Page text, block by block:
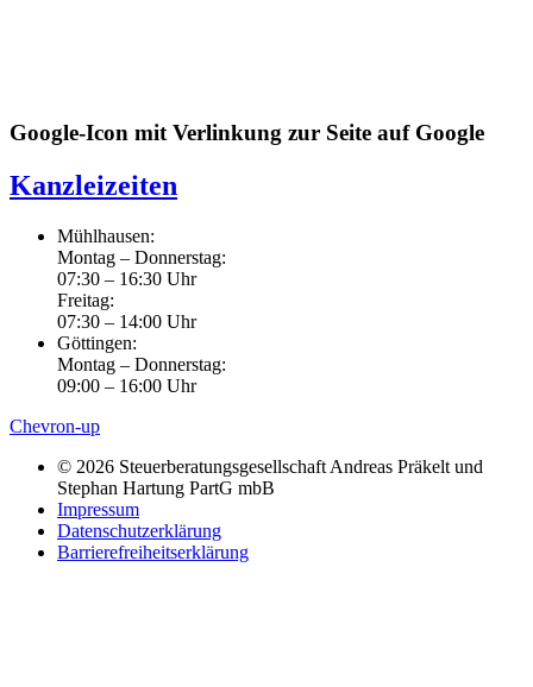
Google-Icon mit Verlinkung zur Seite auf Google
Kanzleizeiten
Mühlhausen:
Montag – Donnerstag:
07:30 – 16:30 Uhr
Freitag:
07:30 – 14:00 Uhr
Göttingen:
Montag – Donnerstag:
09:00 – 16:00 Uhr
Chevron-up
© 2026 Steuerberatungsgesellschaft Andreas Präkelt und
Stephan Hartung PartG mbB
Impressum
Datenschutzerklärung
Barrierefreiheitserklärung